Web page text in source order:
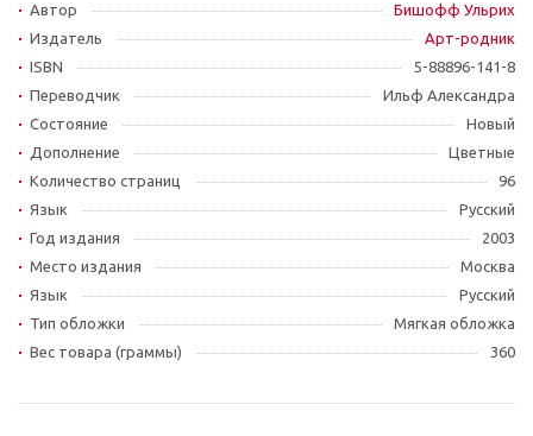
Автор
Бишофф Ульрих
Издатель
Арт-родник
ISBN
5-88896-141-8
Переводчик
Ильф Александра
Состояние
Новый
Дополнение
Цветные
Количество страниц
96
Язык
Русский
Год издания
2003
Место издания
Москва
Язык
Русский
Тип обложки
Мягкая обложка
Вес товара (граммы)
360